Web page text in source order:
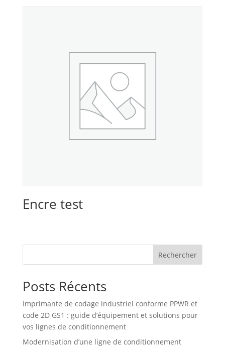
Encre test
Rechercher
Posts Récents
Imprimante de codage industriel conforme PPWR et
code 2D GS1 : guide d’équipement et solutions pour
vos lignes de conditionnement
Modernisation d’une ligne de conditionnement